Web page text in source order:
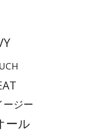
ージー
ール